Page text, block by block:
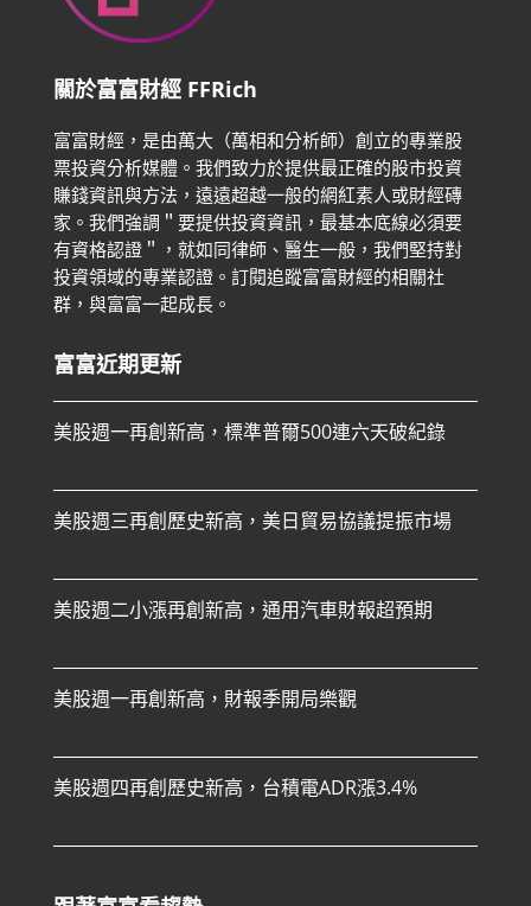
關於富富財經 FFRich
富富財經，是由萬大（萬相和分析師）創立的專業股
票投資分析媒體。我們致力於提供最正確的股市投資
賺錢資訊與方法，遠遠超越一般的網紅素人或財經磚
家。 我們強調＂要提供投資資訊，最基本底線必須要
有資格認證＂，就如同律師、醫生一般，我們堅持對
投資領域的專業認證。 訂閱追蹤富富財經的相關社
群，與富富一起成長。
富富近期更新
美股週一再創新高，標準普爾500連六天破紀錄
美股週三再創歷史新高，美日貿易協議提振市場
美股週二小漲再創新高，通用汽車財報超預期
美股週一再創新高，財報季開局樂觀
美股週四再創歷史新高，台積電ADR漲3.4%